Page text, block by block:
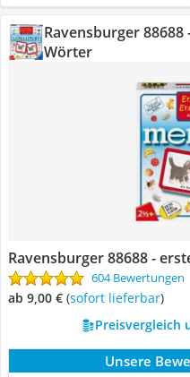
Ravensburger
Wörter
Ravensburger 88688 -
604 Bewertungen
ab 9,00 € ( Sofort lieferbar)
Preisvergleich
Unsere